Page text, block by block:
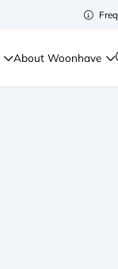
About Woonhave